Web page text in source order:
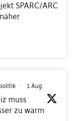
SPARC/ARC
· 1 Aug.
muss
zu warm